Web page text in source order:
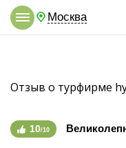
Москва
Отзыв о турфирме
10/10